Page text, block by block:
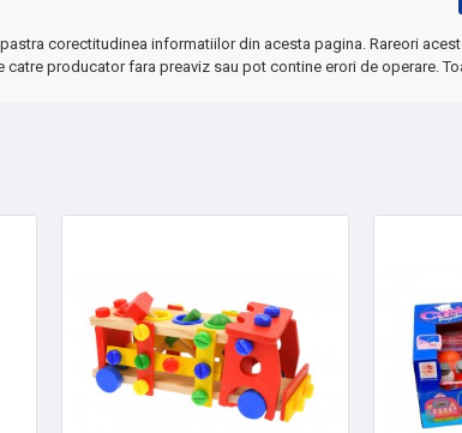
corectitudinea informatiilor din acesta pagina. Rareori
producator fara preaviz sau pot contine erori de operare.